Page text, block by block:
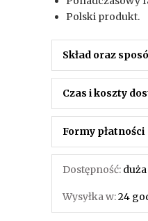
Polski produkt.
Skład oraz
Czas i koszty
Formy płatności
Dostępność:
Wysyłka w:24